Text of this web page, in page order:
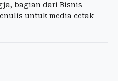
bagian dari Bisnis
untuk media cetak